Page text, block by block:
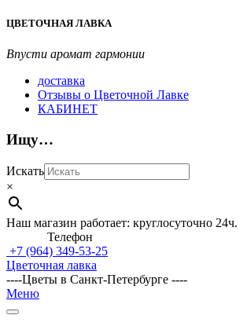
Перейти
содержимому
ЦВЕТОЧНАЯ ЛАВКА
Впусти аромат гармонии
доставка
Отзывы о Цветочной Лавке
КАБИНЕТ
Ищу…
Искать
×
Наш магазин работает: круглосуточно 24ч.
Телефон
+7 (964) 349-53-25
Цветочная лавка
----Цветы в Санкт-Петербурге ----
Главное
навигационное
Меню